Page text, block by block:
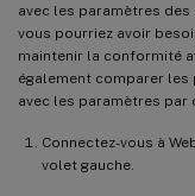
avec les paramètres
vous pourriez avoir
maintenir la conformité
également comparer les
avec les paramètres par
Connectez-vous à
volet gauche.